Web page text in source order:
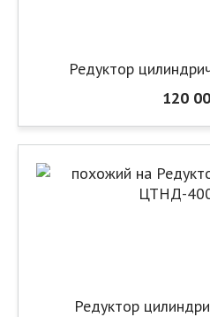
Редуктор
120
Редуктор